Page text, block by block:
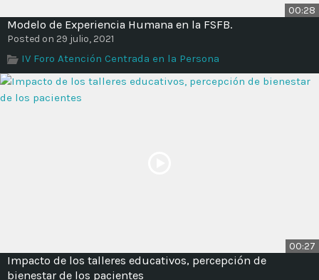
00:28
Modelo de Experiencia Humana en la FSFB.
Posted on 29 julio, 2021
IV Foro Atención Centrada en la Persona
00:27
Impacto de los talleres educativos, percepción de
bienestar de los pacientes